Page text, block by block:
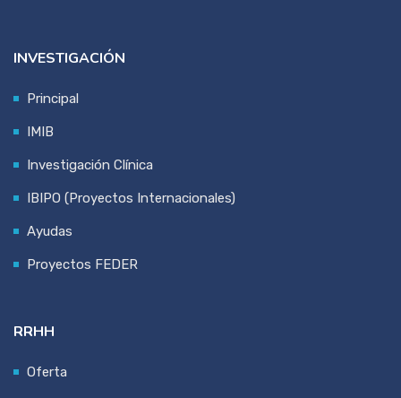
INVESTIGACIÓN
Principal
IMIB
Investigación Clínica
IBIPO (Proyectos Internacionales)
Ayudas
Proyectos FEDER
RRHH
Oferta